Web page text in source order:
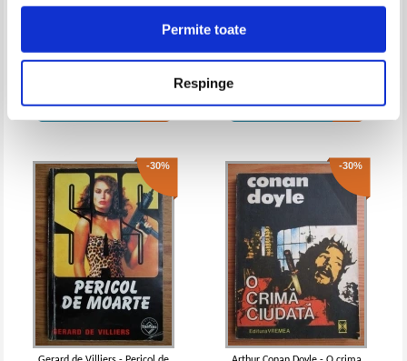
Permite toate
Respinge
Horia Tecuceanu - Capitanul
Adaugă în coș
Peter Robinson - Prietena
Adaugă în coș
-30% -30%